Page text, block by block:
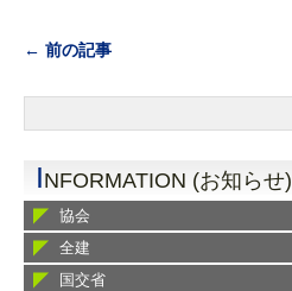
← 前の記事
INFORMATION (お知らせ)
協会
全建
国交省